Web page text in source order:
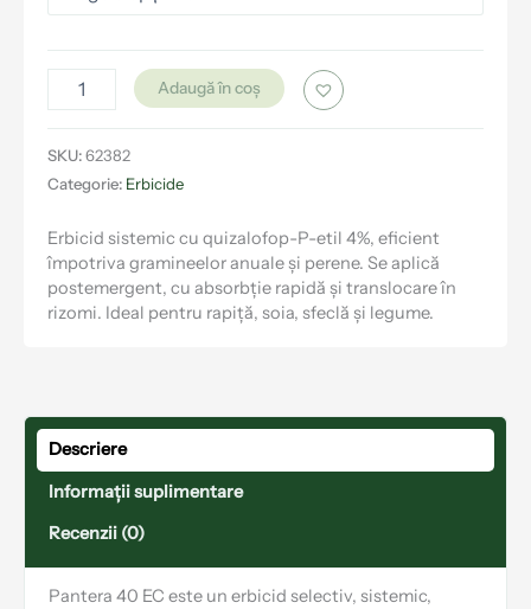
Erbicid sistemic cu quizalofop-P-etil 4%, eficient
împotriva gramineelor anuale și perene. Se aplică
postemergent, cu absorbție rapidă și translocare în
rizomi. Ideal pentru rapiță, soia, sfeclă și legume.
Adaugă în coș
SKU:62382
Categorie: Erbicide
Descriere
Informații suplimentare
Recenzii (0)
Pantera 40 EC este un erbicid selectiv, sistemic,